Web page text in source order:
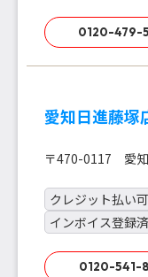
0120-479-
愛知日進藤塚
〒470-0117 愛
クレジット払い可
インボイス登録
0120-541-